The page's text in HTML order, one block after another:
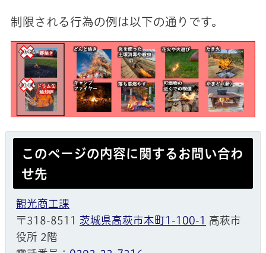
制限される行為の例は以下の通りです。
このページの内容に関するお問い合わ
せ先
観光商工課
〒318-8511 茨城県高萩市本町1-100-1
高萩市
役所 2階